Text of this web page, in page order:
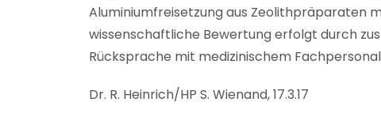
Aluminiumfreisetzung aus Zeolithpräparaten
wissenschaftliche Bewertung erfolgt durch
Rücksprache mit medizinischem
Dr. R. Heinrich/HP S. Wienand, 17.3.17